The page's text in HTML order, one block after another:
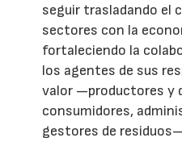
seguir trasladando el
sectores con la
fortaleciendo la
los agentes de sus
valor —productores y
consumidores,
gestores de